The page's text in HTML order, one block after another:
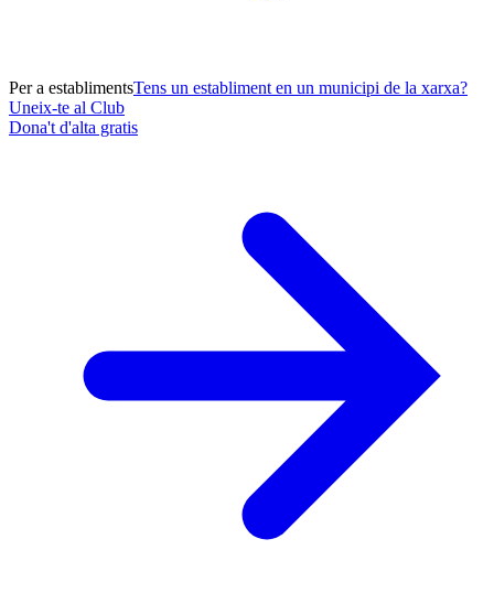
Per a establimentsTens un establiment en un municipi de la xarxa?
Uneix-te al Club
Dona't d'alta gratis